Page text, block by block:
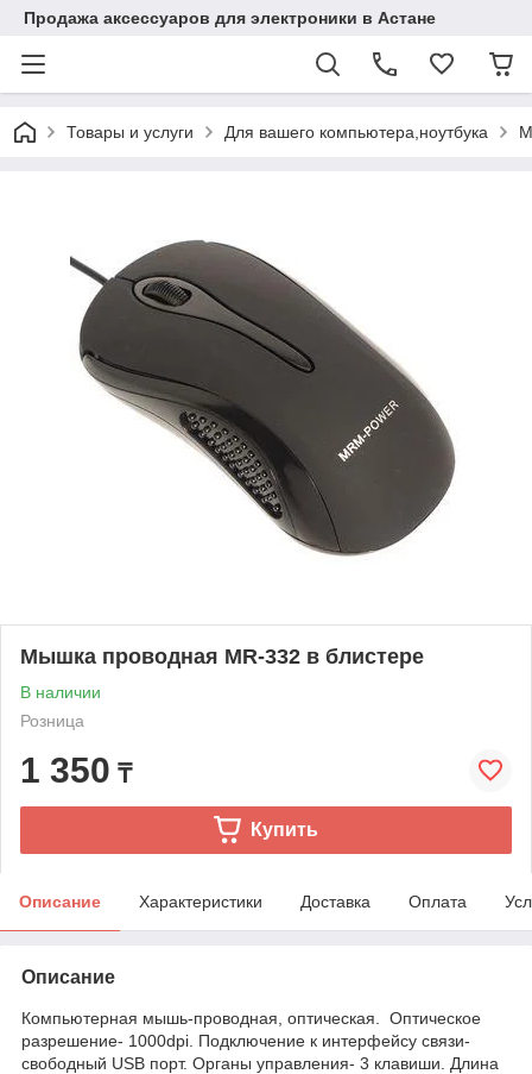
Продажа аксессуаров для электроники в Астане
Товары и услуги Для вашего компьютера,ноутбука
Мышка проводная MR-332 в блистере
В наличии
Розница
1 350 ₸
Купить
Описание Характеристики Доставка Оплата
Описание
Компьютерная мышь-проводная, оптическая. Оптическое
разрешение- 1000dpi. Подключение к интерфейсу связи-
свободный USB порт. Органы управления- 3 клавиши. Длина